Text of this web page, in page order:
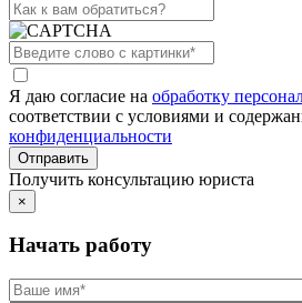
Я даю согласие на обработку
соответствии с условиями и
конфиденциальности
Получить консультацию юриста
×
Начать работу